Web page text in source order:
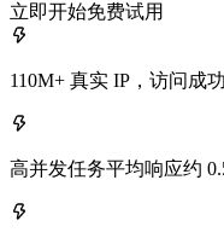
立即开始免费试用
110M+ 真实 IP，访问成
高并发任务平均响应约